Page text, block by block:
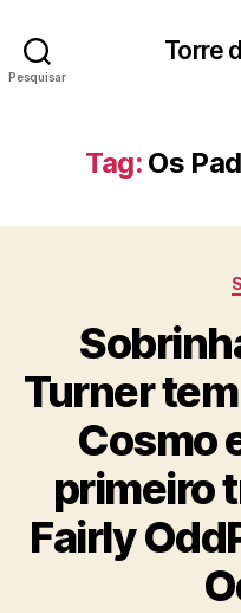
Pesquisar
Torre
Tag: Os
Turner
Cosmo
primeiro
Fairly